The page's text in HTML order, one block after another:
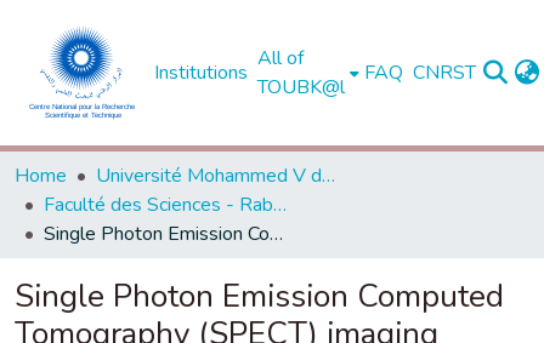
Institutions
All of
TOUBK@l
FAQ CNRST
Home
Université Mohammed V de Rabat
Faculté des Sciences - Rabat
Single Photon Emission Computed Tomography (SPECT) imaging systems optimization in nuclear medicine: Monte Carlo study
Single Photon Emission Computed
Tomography (SPECT) imaging